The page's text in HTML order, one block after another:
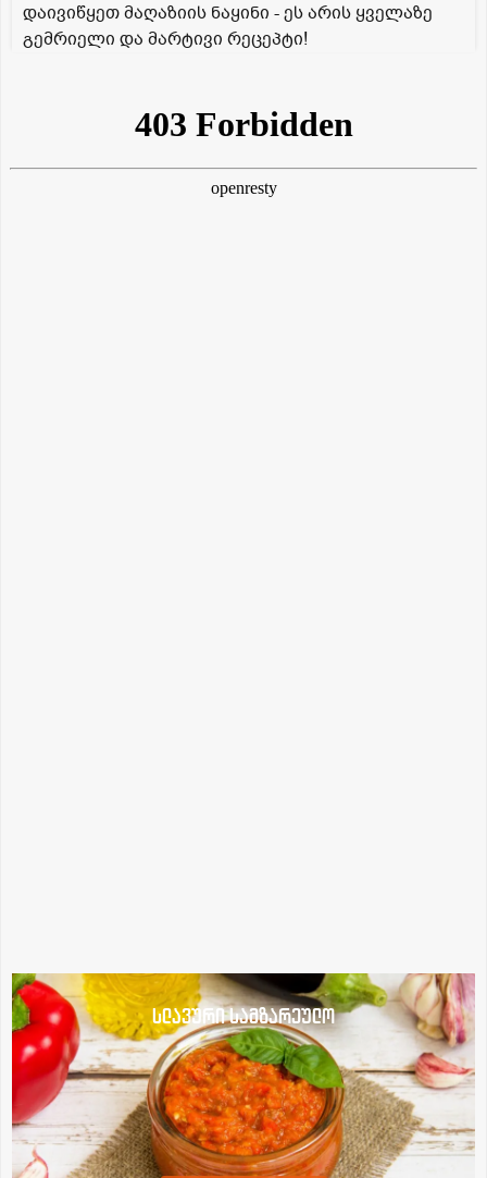
დაივიწყეთ მაღაზიის ნაყინი - ეს არის ყველაზე
გემრიელი და მარტივი რეცეპტი!
სლავური სამზარეულო